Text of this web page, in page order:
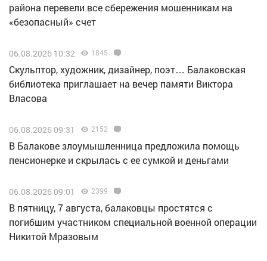
района перевели все сбережения мошенникам на
«безопасный» счет
06.08.2026 10:32 1845
Скульптор, художник, дизайнер, поэт… Балаковская
библиотека приглашает на вечер памяти Виктора
Власова
06.08.2026 09:31 2152
В Балакове злоумышленница предложила помощь
пенсионерке и скрылась с ее сумкой и деньгами
06.08.2026 09:01 2399
В пятницу, 7 августа, балаковцы простятся с
погибшим участником специальной военной операции
Никитой Мразовым